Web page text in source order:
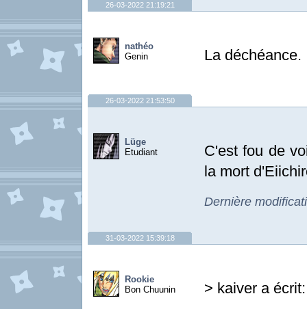
26-03-2022 21:19:21
nathéo
Genin
La
26-03-2022 21:53:50
Lüge
Etudiant
C'est fou de
la mort
Dernière
31-03-2022 15:39:18
Rookie
Bon Chuunin
> kaiver a écrit: